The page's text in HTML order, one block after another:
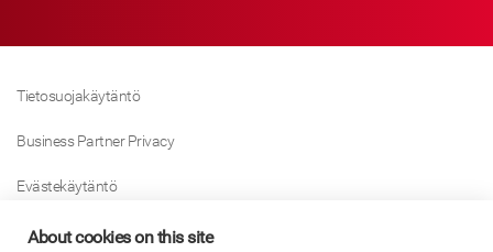
Tietosuojakäytäntö
Business Partner Privacy
Evästekäytäntö
Modern Slavery Act Policy
About cookies on this site